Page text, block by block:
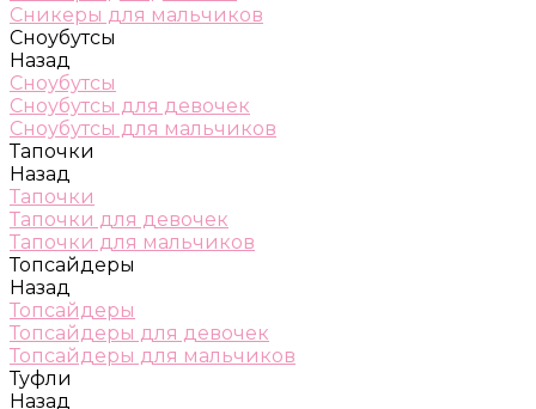
Сникеры для мальчиков
Сноубутсы
Назад
Сноубутсы
Сноубутсы для девочек
Сноубутсы для мальчиков
Тапочки
Назад
Тапочки
Тапочки для девочек
Тапочки для мальчиков
Топсайдеры
Назад
Топсайдеры
Топсайдеры для девочек
Топсайдеры для мальчиков
Туфли
Назад